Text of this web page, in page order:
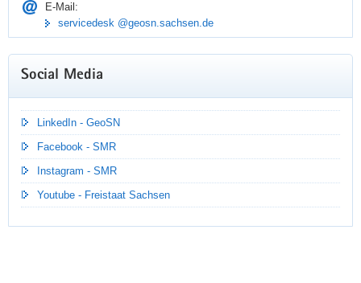
Der römische ‚Terminus‘ oder auch:
»Tag des Grenzsteins«
23.02.2026
Was hat der römische ‚Terminus‘ mit unserem GeoSN
E-Mail:
servicedesk @geosn.sachsen.de
Social Media
LinkedIn - GeoSN
Facebook - SMR
Instagram - SMR
Youtube - Freistaat Sachsen